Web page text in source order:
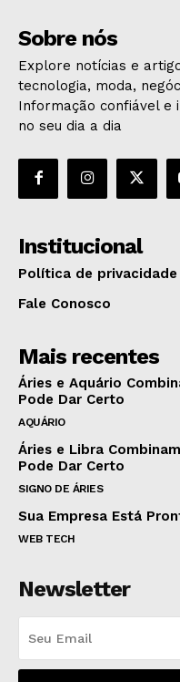
Sobre nós
Explore notícias e
tecnologia, moda,
Informação confiável e
no seu dia a dia
Institucional
Política de privacidade
Fale Conosco
Mais recentes
Áries e Aquário
Pode Dar Certo
AQUÁRIO
Áries e Libra
Pode Dar Certo
SIGNO DE ÁRIES
Sua Empresa Está
WEB TECH
Newsletter